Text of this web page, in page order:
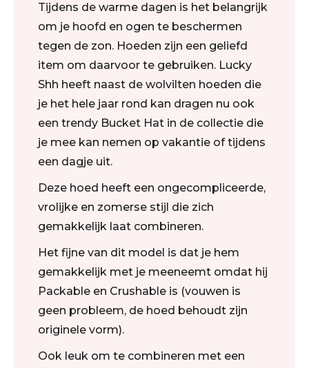
Tijdens de warme dagen is het belangrijk
om je hoofd en ogen te beschermen
tegen de zon. Hoeden zijn een geliefd
item om daarvoor te gebruiken. Lucky
Shh heeft naast de wolvilten hoeden die
je het hele jaar rond kan dragen nu ook
een trendy Bucket Hat in de collectie die
je mee kan nemen op vakantie of tijdens
een dagje uit.
Deze hoed heeft een ongecompliceerde,
vrolijke en zomerse stijl die zich
gemakkelijk laat combineren.
Het fijne van dit model is dat je hem
gemakkelijk met je meeneemt omdat hij
Packable en Crushable is (vouwen is
geen probleem, de hoed behoudt zijn
originele vorm).
Ook leuk om te combineren met een